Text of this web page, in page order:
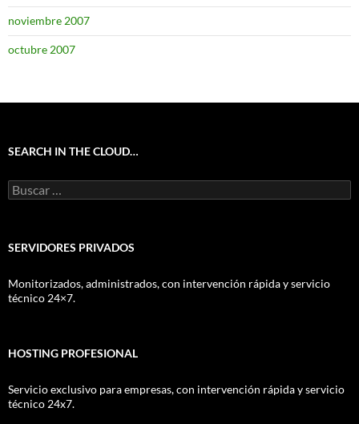
noviembre 2007
octubre 2007
SEARCH IN THE CLOUD…
Buscar:
SERVIDORES PRIVADOS
Monitorizados, administrados, con intervención rápida y servicio
técnico 24×7.
HOSTING PROFESIONAL
Servicio exclusivo para empresas, con intervención rápida y servicio
técnico 24x7.